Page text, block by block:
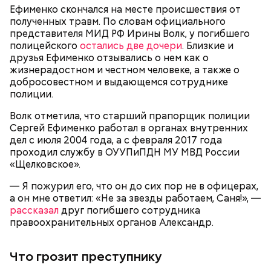
Ефименко скончался на месте происшествия от
полученных травм. По словам официального
представителя МИД РФ Ирины Волк, у погибшего
полицейского остались две дочери. Близкие и
друзья Ефименко отзывались о нем как о
жизнерадостном и честном человеке, а также о
добросовестном и выдающемся сотруднике
полиции.
Волк отметила, что старший прапорщик полиции
Сергей Ефименко работал в органах внутренних
дел с июля 2004 года, а с февраля 2017 года
проходил службу в ОУУПиПДН МУ МВД России
«Щелковское».
— Я пожурил его, что он до сих пор не в офицерах,
а он мне ответил: «Не за звезды работаем, Саня!», —
рассказалдруг погибшего сотрудника
правоохранительных органов Александр.
Что грозит преступнику
Как идет расследование
Долгое время образ положительной матери не
вызывал вопросов ни у кого. Все изменила
госпитализация семилетнего пасынка женщины.
Этот факт заинтересовал правоохранительные
органы, ведь на воспитание ребенка, имеющего
проблемы со здоровьем, выделяется большое
финансирование. В связи с чем по данному факту
было возбуждено уголовное дело по статье
«Причинение тяжкого вреда здоровью».
Подозреваемая / Фото: Соцсети